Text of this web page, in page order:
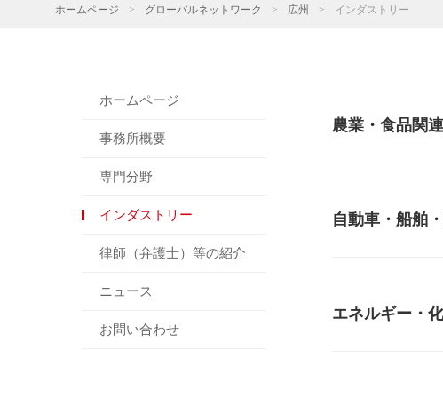
ホームページ > グローバルネットワーク > 広州 > インダストリー
ホームページ
事務所概要
専門分野
インダストリー
律師（弁護士）等の紹介
ニュース
お問い合わせ
農業・食品関連
自動車・船舶
エネルギー・